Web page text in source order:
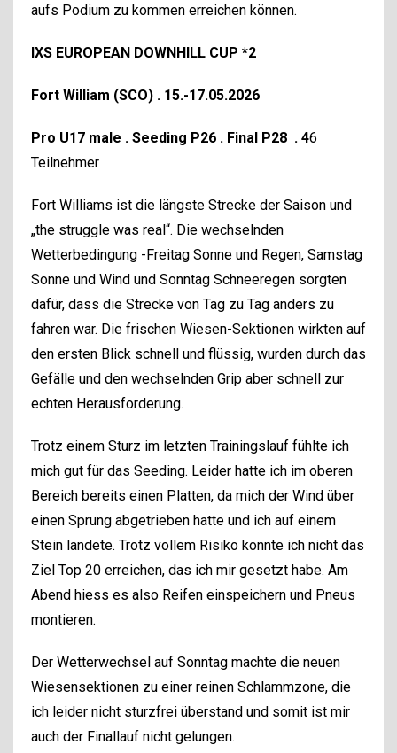
aufs Podium zu kommen erreichen können.
IXS EUROPEAN DOWNHILL CUP *2
Fort William (SCO) . 15.-17.05.2026
Pro U17 male . Seeding P26 . Final P28 . 46
Teilnehmer
Fort Williams ist die längste Strecke der Saison und
„the struggle was real“. Die wechselnden
Wetterbedingung -Freitag Sonne und Regen, Samstag
Sonne und Wind und Sonntag Schneeregen sorgten
dafür, dass die Strecke von Tag zu Tag anders zu
fahren war. Die frischen Wiesen-Sektionen wirkten auf
den ersten Blick schnell und flüssig, wurden durch das
Gefälle und den wechselnden Grip aber schnell zur
echten Herausforderung.
Trotz einem Sturz im letzten Trainingslauf fühlte ich
mich gut für das Seeding. Leider hatte ich im oberen
Bereich bereits einen Platten, da mich der Wind über
einen Sprung abgetrieben hatte und ich auf einem
Stein landete. Trotz vollem Risiko konnte ich nicht das
Ziel Top 20 erreichen, das ich mir gesetzt habe. Am
Abend hiess es also Reifen einspeichern und Pneus
montieren.
Der Wetterwechsel auf Sonntag machte die neuen
Wiesensektionen zu einer reinen Schlammzone, die
ich leider nicht sturzfrei überstand und somit ist mir
auch der Finallauf nicht gelungen.